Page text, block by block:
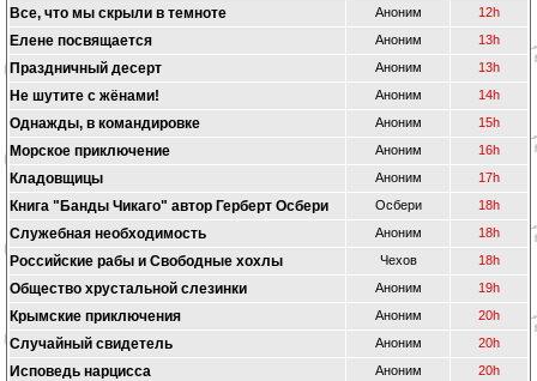
Все, что мы скрыли в темноте Аноним 12h
Елене посвящается Аноним 13h
Праздничный десерт Аноним 13h
Не шутите с жёнами! Аноним 14h
Однажды, в командировке Аноним 15h
Морское приключение Аноним 16h
Кладовщицы Аноним 17h
Книга "Банды Чикаго" автор Герберт Осбери Осбери 18h
Служебная необходимость Аноним 18h
Российские рабы и Свободные хохлы Чехов 18h
Общество хрустальной слезинки Аноним 19h
Крымские приключения Аноним 20h
Случайный свидетель Аноним 20h
Исповедь нарцисса Аноним 20h